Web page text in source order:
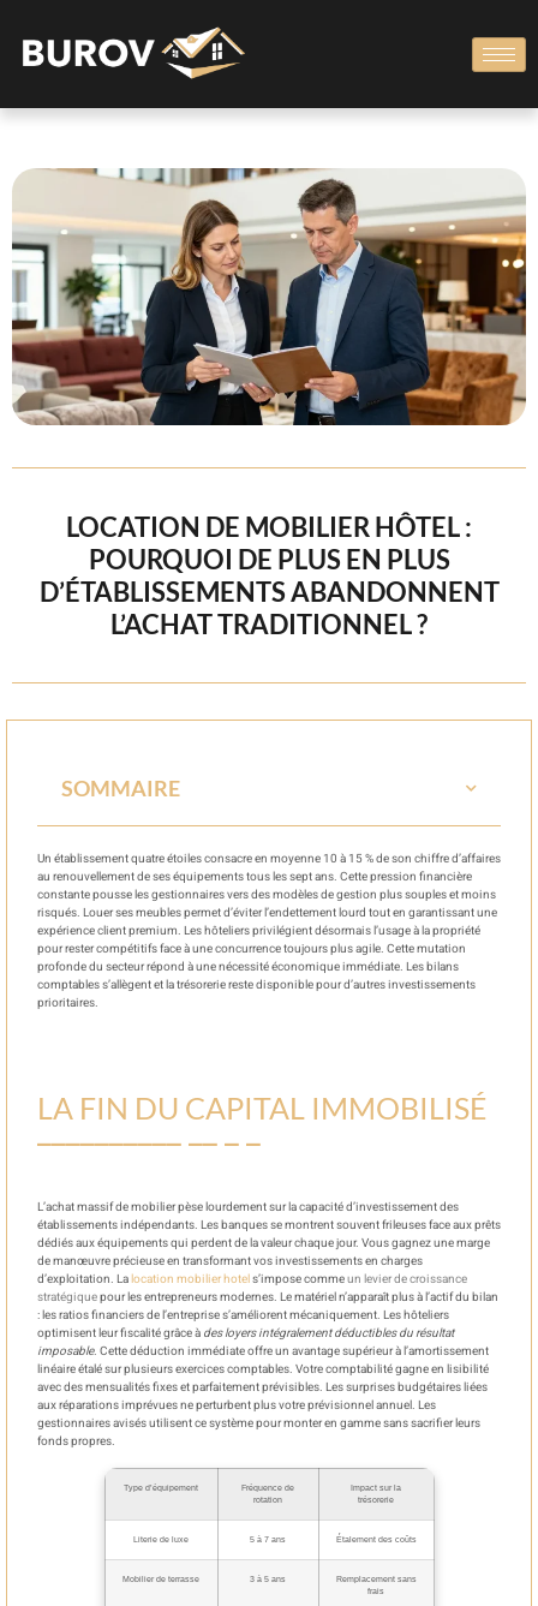
LOCATION DE MOBILIER HÔTEL :
POURQUOI DE PLUS EN PLUS
D’ÉTABLISSEMENTS ABANDONNENT
L’ACHAT TRADITIONNEL ?
SOMMAIRE
Un établissement quatre étoiles consacre en moyenne 10 à 15 % de son chiffre d’affaires
au renouvellement de ses équipements tous les sept ans. Cette pression financière
constante pousse les gestionnaires vers des modèles de gestion plus souples et moins
risqués. Louer ses meubles permet d’éviter l’endettement lourd tout en garantissant une
expérience client premium. Les hôteliers privilégient désormais l’usage à la propriété
pour rester compétitifs face à une concurrence toujours plus agile. Cette mutation
profonde du secteur répond à une nécessité économique immédiate. Les bilans
comptables s’allègent et la trésorerie reste disponible pour d’autres investissements
prioritaires.
LA FIN DU CAPITAL IMMOBILISÉ
L’achat massif de mobilier pèse lourdement sur la capacité d’investissement des
établissements indépendants. Les banques se montrent souvent frileuses face aux prêts
dédiés aux équipements qui perdent de la valeur chaque jour. Vous gagnez une marge
de manœuvre précieuse en transformant vos investissements en charges
d’exploitation. Lalocation mobilier hotels’impose commeun levier de croissance
stratégiquepour les entrepreneurs modernes. Le matériel n’apparaît plus à l’actif du bilan
: les ratios financiers de l’entreprise s’améliorent mécaniquement. Les hôteliers
optimisent leur fiscalité grâce à des loyers intégralement déductibles du résultat
imposable. Cette déduction immédiate offre un avantage supérieur à l’amortissement
linéaire étalé sur plusieurs exercices comptables. Votre comptabilité gagne en lisibilité
avec des mensualités fixes et parfaitement prévisibles. Les surprises budgétaires liées
aux réparations imprévues ne perturbent plus votre prévisionnel annuel. Les
gestionnaires avisés utilisent ce système pour monter en gamme sans sacrifier leurs
fonds propres.
Type d’équipement
Fréquence de
rotation
Impact sur la
trésorerie
Literie de luxe 5 à 7 ans Étalement des coûts
Mobilier de terrasse 3 à 5 ans
Remplacement sans
frais